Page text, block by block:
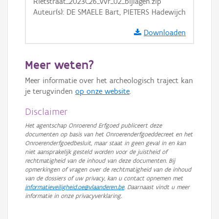
Auteur(s): DE SMAELE Bart, PIETERS Hadewijch
Downloaden
Meer weten?
Meer informatie over het archeologisch traject kan
je terugvinden op onze website.
Disclaimer
Het agentschap Onroerend Erfgoed publiceert deze
documenten op basis van het Onroerenderfgoeddecreet en het
Onroerenderfgoedbesluit, maar staat in geen geval in en kan
niet aansprakelijk gesteld worden voor de juistheid of
rechtmatigheid van de inhoud van deze documenten. Bij
opmerkingen of vragen over de rechtmatigheid van de inhoud
van de dossiers of uw privacy, kan u contact opnemen met
informatieveiligheid.oe@vlaanderen.be. Daarnaast vindt u meer
informatie in onze privacyverklaring.